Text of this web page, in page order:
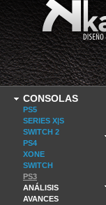
CONSOLAS
PS5
SERIES X|S
SWITCH 2
PS4
XONE
SWITCH
PS3
ANÁLISIS
AVANCES